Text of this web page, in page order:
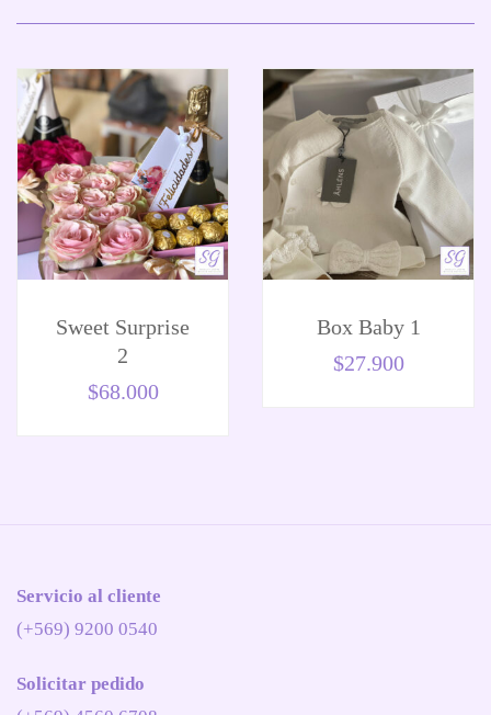
Sweet Surprise
2
$68.000
Box Baby 1
$27.900
Servicio al cliente
(+569) 9200 0540
Solicitar pedido